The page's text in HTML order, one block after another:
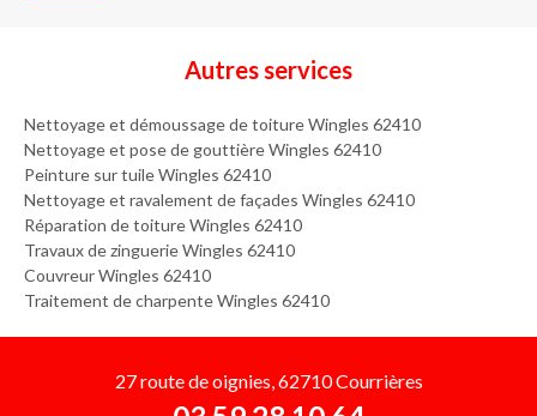
Autres services
Nettoyage et démoussage de toiture Wingles 62410
Nettoyage et pose de gouttière Wingles 62410
Peinture sur tuile Wingles 62410
Nettoyage et ravalement de façades Wingles 62410
Réparation de toiture Wingles 62410
Travaux de zinguerie Wingles 62410
Couvreur Wingles 62410
Traitement de charpente Wingles 62410
27 route de oignies, 62710 Courrières